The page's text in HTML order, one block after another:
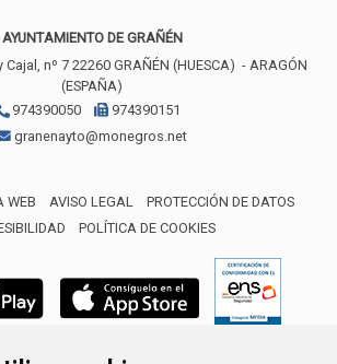
AYUNTAMIENTO DE GRAÑÉN
Cajal, nº 7 22260 GRAÑÉN (HUESCA) - ARAGÓN
(ESPAÑA)
974390050
974390151
granenayto@monegros.net
WEB AVISO LEGAL
PROTECCIÓN DE DATOS
POLÍTICA DE COOKIES